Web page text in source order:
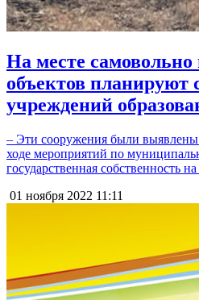
На месте самовольно
объектов планируют
учреждений
– Эти сооружения были выявлены
ходе мероприятий по
государственная собственность
01 ноября 2022 11:11